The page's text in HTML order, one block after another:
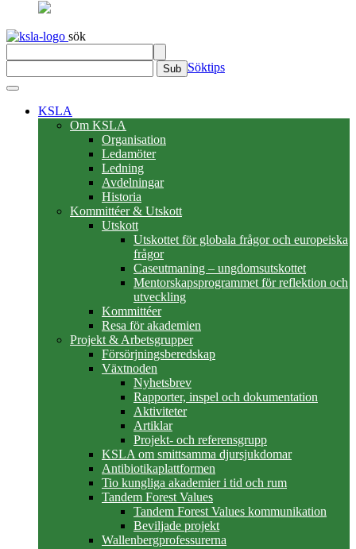
sök
Sub Söktips
KSLA
Om KSLA
Organisation
Ledamöter
Ledning
Avdelningar
Historia
Kommittéer & Utskott
Utskott
Utskottet för globala frågor och europeiska
frågor
Caseutmaning – ungdomsutskottet
Mentorskapsprogrammet för reflektion och
utveckling
Kommittéer
Resa för akademien
Projekt & Arbetsgrupper
Försörjningsberedskap
Växtnoden
Nyhetsbrev
Rapporter, inspel och dokumentation
Aktiviteter
Artiklar
Projekt- och referensgrupp
KSLA om smittsamma djursjukdomar
Antibiotikaplattformen
Tio kungliga akademier i tid och rum
Tandem Forest Values
Tandem Forest Values kommunikation
Beviljade projekt
Wallenbergprofessurerna